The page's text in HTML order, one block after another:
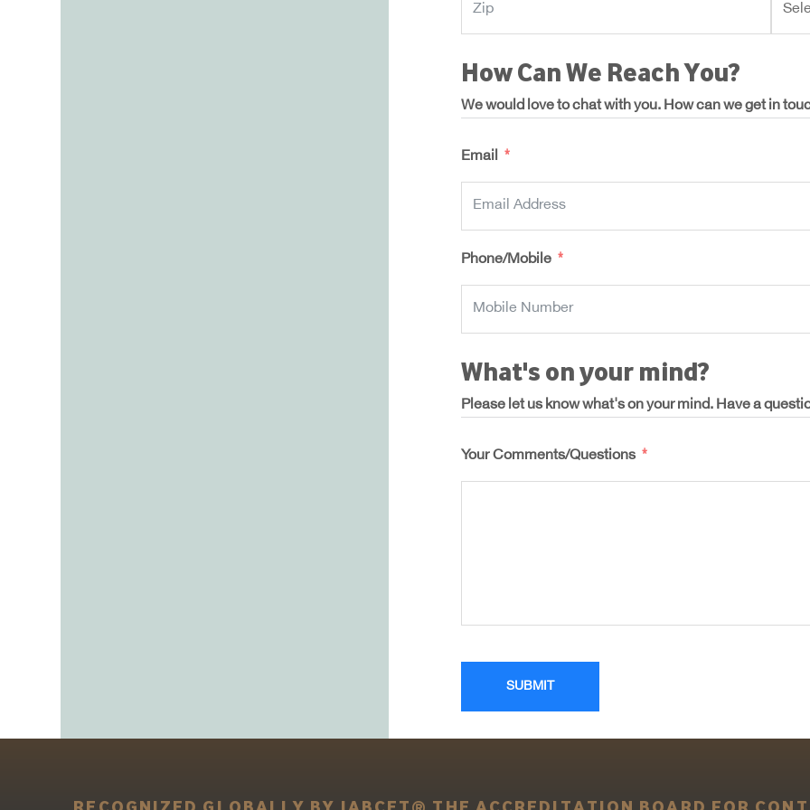
How Can We Reach You?
We would love to chat with you. How can we get in
Email
Phone/Mobile
What's on your mind?
Please let us know what's on your mind. Have a
Your Comments/Questions
SUBMIT